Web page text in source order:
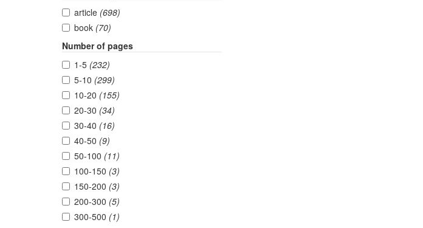
article (698)
book (70)
Number of pages
1-5 (232)
5-10 (299)
10-20 (155)
20-30 (34)
30-40 (16)
40-50 (9)
50-100 (11)
100-150 (3)
150-200 (3)
200-300 (5)
300-500 (1)